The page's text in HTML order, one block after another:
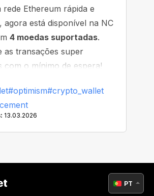
rede Ethereum rápida e
agora está disponível na NC
4 moedas suportadas.
as transações super
com o mínimo de espera!
#optimism#crypto_wallet
13.03.2026
PT